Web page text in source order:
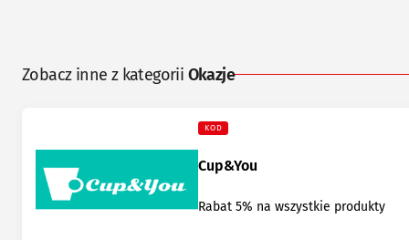
Zobacz inne z kategorii Okazje
KOD
Cup&You
Rabat 5% na wszystkie produkty